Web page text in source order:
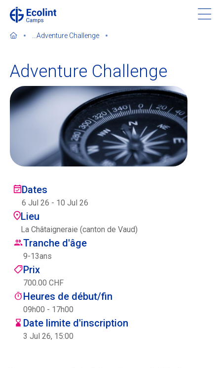
content
À propos de nos camps
Contactez-nous
Trouver un camp
Ecolint Camps
Centre des arts
Institute
Contact
Panier
Adventure Challenge
Adventure Challenge
Dates
6 Jul 26 - 10 Jul 26
Lieu
La Châtaigneraie (canton de Vaud)
Tranche d'âge
9-13ans
Prix
700.00 CHF
Heures de début/fin
09h00 - 17h00
Date limite d'inscription
3 Jul 26, 15:00